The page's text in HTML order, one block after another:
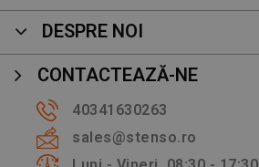
DESPRE NOI
CONTACTEAZĂ-NE
40341630263
sales@stenso.ro